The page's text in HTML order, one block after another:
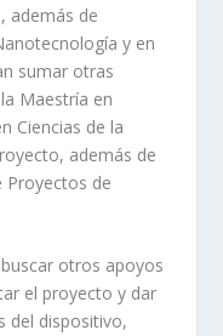
además de
y en
sumar otras
Maestría en
Ciencias de la
además de
Proyectos de
otros apoyos
el proyecto y dar
del dispositivo,